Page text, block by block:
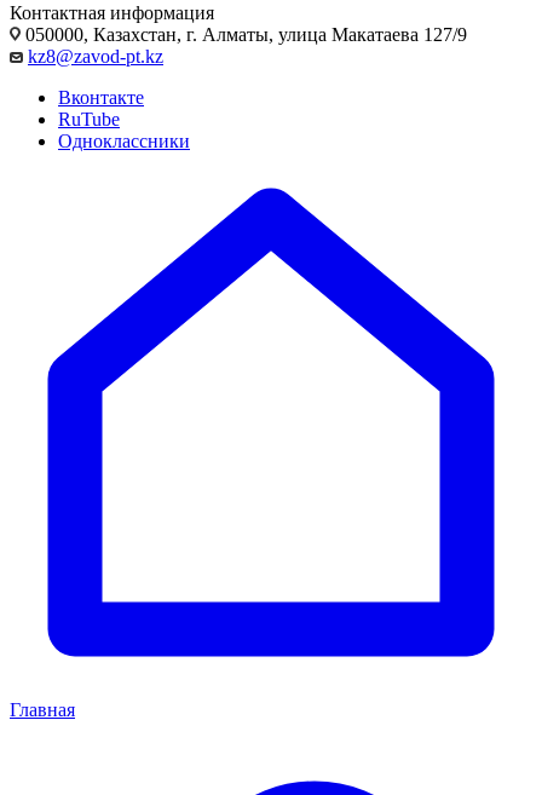
Контактная информация
050000, Казахстан, г. Алматы, улица Макатаева 127/9
kz8@zavod-pt.kz
Вконтакте
RuTube
Одноклассники
Главная